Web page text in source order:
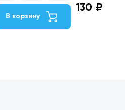
В корзину
130 ₽